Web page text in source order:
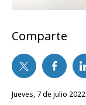
Comparte
jueves, 7 de julio 2022